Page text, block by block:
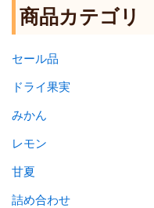
商品カテゴリ
セール品
ドライ果実
みかん
レモン
甘夏
詰め合わせ